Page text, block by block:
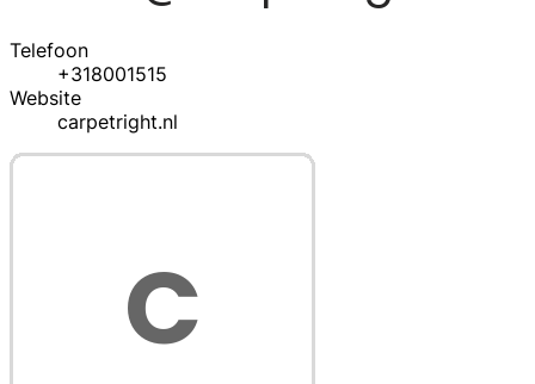
Telefoon
+318001515
Website
carpetright.nl